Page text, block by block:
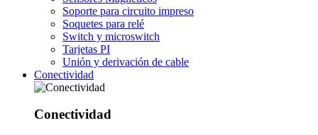
Soporte para circuito impreso
Soquetes para relé
Switch y microswitch
Tarjetas PI
Unión y derivación de cable
Conectividad
Conectividad